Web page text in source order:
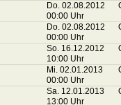
Do. 02.08.2012
00:00 Uhr
Do. 02.08.2012
00:00 Uhr
So. 16.12.2012
10:00 Uhr
Mi. 02.01.2013
00:00 Uhr
Sa. 12.01.2013
13:00 Uhr